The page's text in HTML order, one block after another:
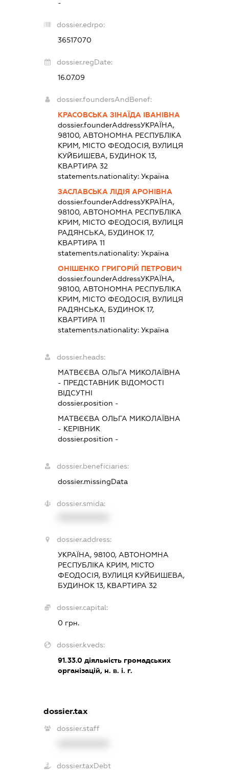
-
dossier.edrpo:
36517070
dossier.regDate:
16.07.09
dossier.foundersAndBenef:
КРАСОВСЬКА ЗІНАЇДА ІВАНІВНА
dossier.founderAddressУКРАЇНА,
98100, АВТОНОМНА РЕСПУБЛІКА
КРИМ, МІСТО ФЕОДОСІЯ, ВУЛИЦЯ
КУЙБИШЕВА, БУДИНОК 13,
КВАРТИРА 32
statements.nationality: Україна
ЗАСЛАВСЬКА ЛІДІЯ АРОНІВНА
dossier.founderAddressУКРАЇНА,
98100, АВТОНОМНА РЕСПУБЛІКА
КРИМ, МІСТО ФЕОДОСІЯ, ВУЛИЦЯ
РАДЯНСЬКА, БУДИНОК 17,
КВАРТИРА 11
statements.nationality: Україна
ОНІШЕНКО ГРИГОРІЙ ПЕТРОВИЧ
dossier.founderAddressУКРАЇНА,
98100, АВТОНОМНА РЕСПУБЛІКА
КРИМ, МІСТО ФЕОДОСІЯ, ВУЛИЦЯ
РАДЯНСЬКА, БУДИНОК 17,
КВАРТИРА 11
statements.nationality: Україна
dossier.heads:
МАТВЄЄВА ОЛЬГА МИКОЛАЇВНА
- ПРЕДСТАВНИК ВІДОМОСТІ
ВІДСУТНІ
dossier.position -
МАТВЄЄВА ОЛЬГА МИКОЛАЇВНА
- КЕРІВНИК
dossier.position -
dossier.beneficiaries:
dossier.missingData
dossier.smida:
dossier.address:
УКРАЇНА, 98100, АВТОНОМНА
РЕСПУБЛІКА КРИМ, МІСТО
ФЕОДОСІЯ, ВУЛИЦЯ КУЙБИШЕВА,
БУДИНОК 13, КВАРТИРА 32
dossier.capital:
0 грн.
dossier.kveds:
91.33.0діяльність громадських
організацій, н. в. і. г.
dossier.tax
dossier.staff
dossier.taxDebt